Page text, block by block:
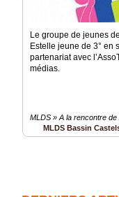
Le groupe de jeunes
Estelle jeune de 3° en
partenariat avec
médias.
MLDS » A la rencontre de
MLDS Bassin